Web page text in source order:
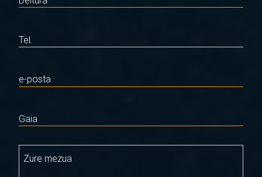
Tel.
e-posta
Gaia
Zure mezua